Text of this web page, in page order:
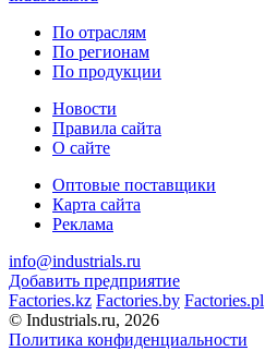
По отраслям
По регионам
По продукции
Новости
Правила сайта
О сайте
Оптовые поставщики
Карта сайта
Реклама
info@industrials.ru
Добавить предприятие
Factories.kz Factories.by Factories.pl
© Industrials.ru, 2026
Политика конфиденциальности